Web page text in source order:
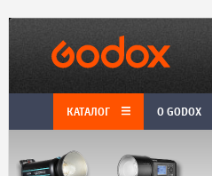
КАТАЛОГ O GODOX